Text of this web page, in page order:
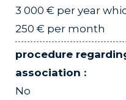
3 000 € per year
250 € per month
procedure
association :
No